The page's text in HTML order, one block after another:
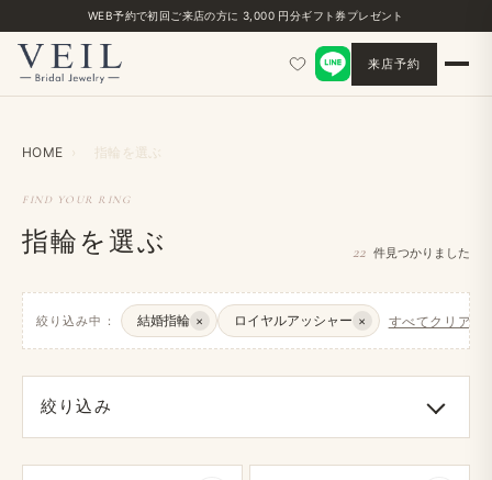
WEB予約で​初回ご来店の​方に​ 3,000 円分ギフト券プレゼント
来店予約
HOME › 指輪を​選ぶ
FIND YOUR RING
指輪を選ぶ 22 件見つかりました
絞り込み中： 結婚指輪 × ロイヤルアッシャー × すべてクリア ×
絞り込み